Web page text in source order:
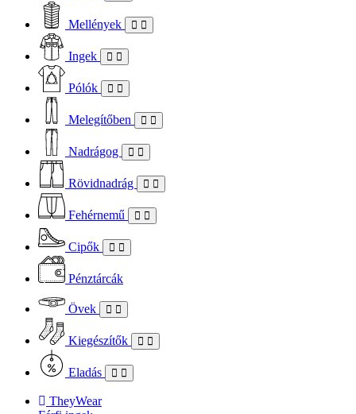
Mellények
Ingek
Pólók
Melegítőben
Nadrágog
Rövidnadrág
Fehérnemű
Cipők
Pénztárcák
Övek
Kiegészítők
Eladás
TheyWear